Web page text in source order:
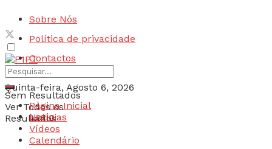
Sobre Nós
Política de privacidade
Contactos
Quinta-feira, Agosto 6, 2026
Login
Sem Resultados
Ver Todos os
Resultados
Página Inicial
Notícias
Vídeos
Calendário